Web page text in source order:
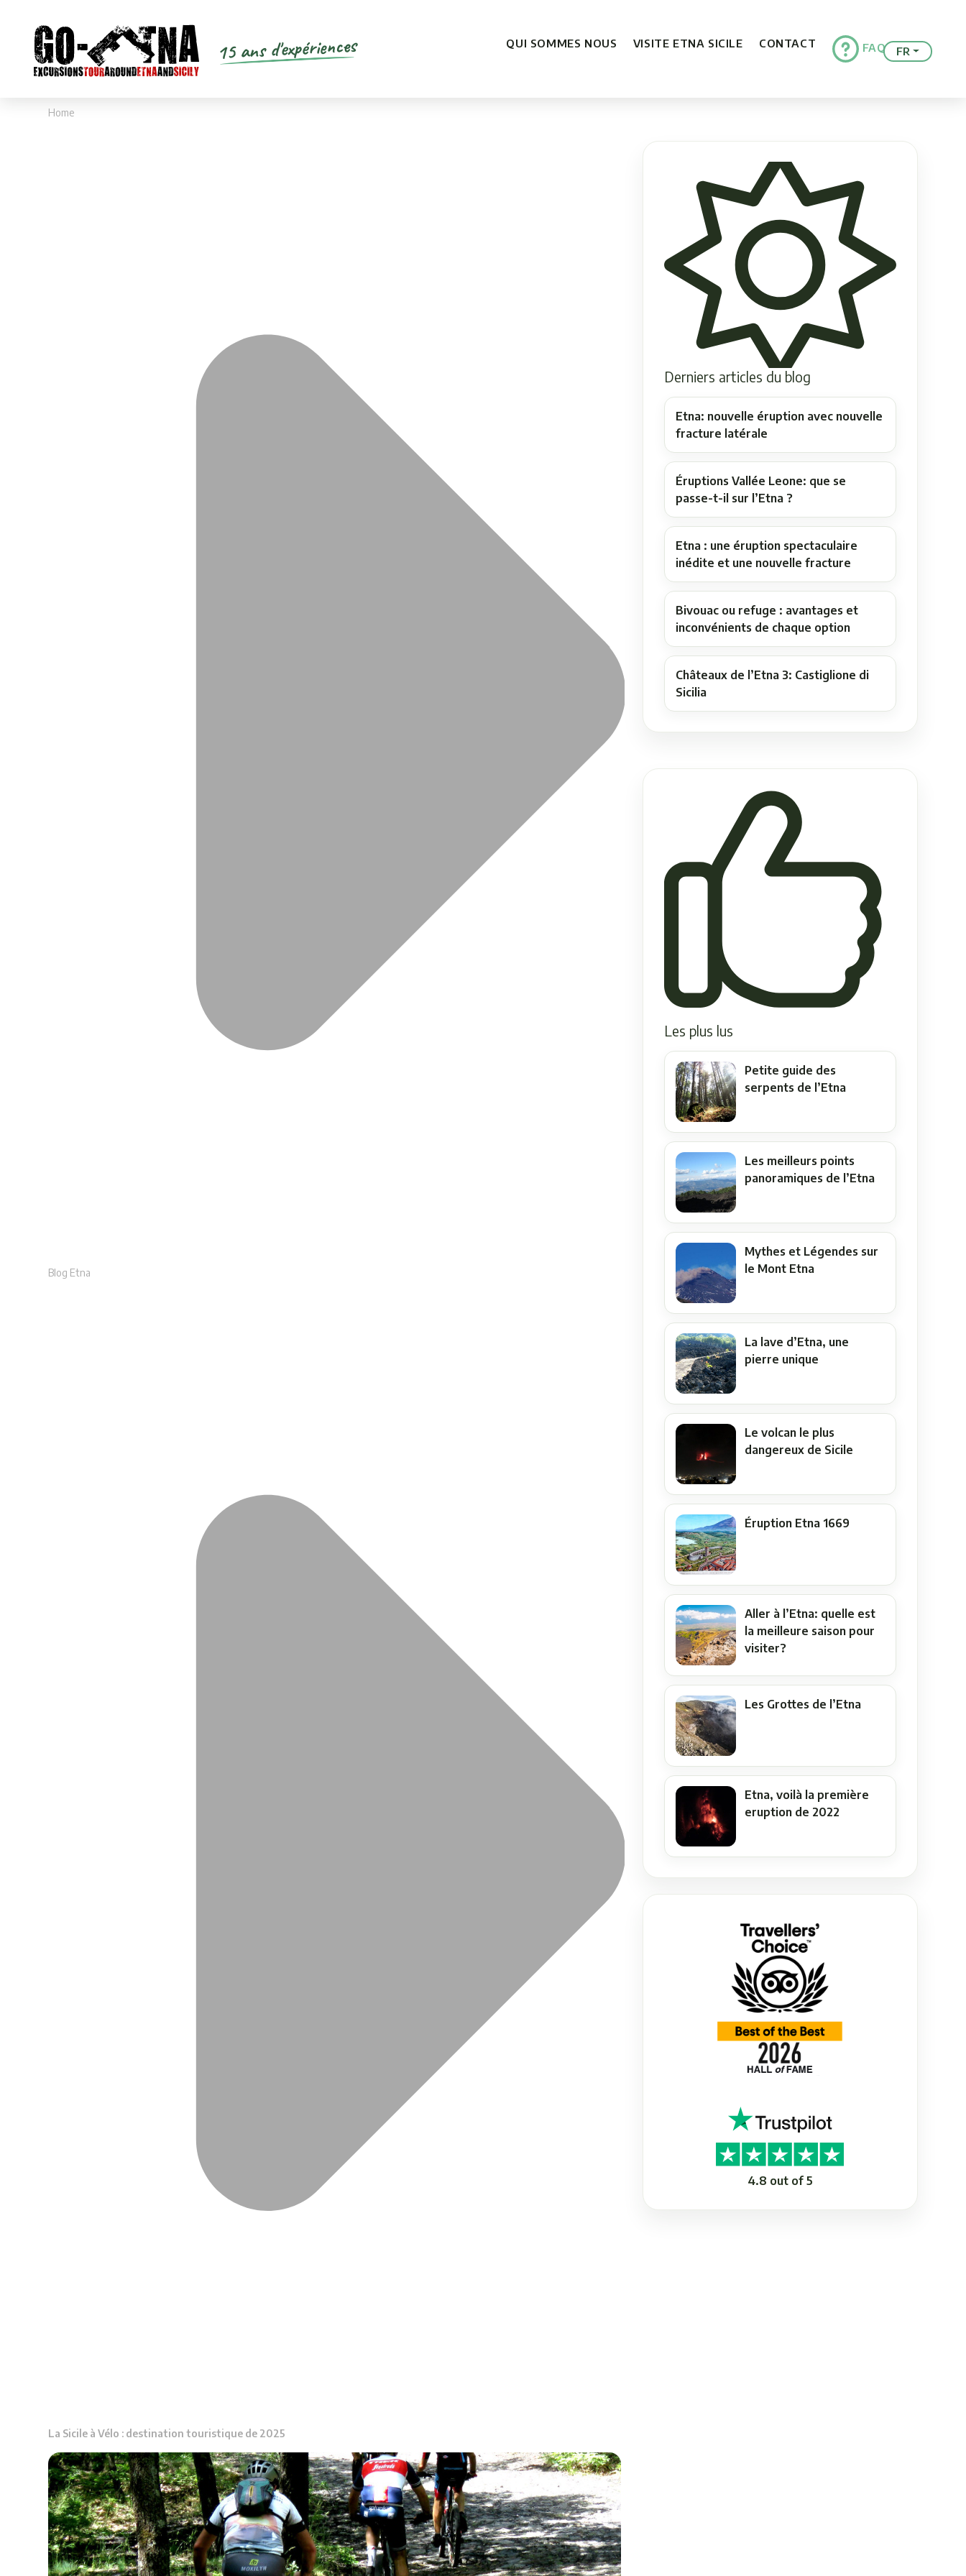
15 ans d'expériences QUI SOMMES NOUS VISITE ETNA SICILE CONTACT FAQ FR
Home
Blog Etna
La Sicile à Vélo : destination touristique de 2025
Derniers articles du blog
Etna: nouvelle éruption avec nouvelle
fracture latérale
Éruptions Vallée Leone: que se
passe-t-il sur l’Etna ?
Etna : une éruption spectaculaire
inédite et une nouvelle fracture
Bivouac ou refuge : avantages et
inconvénients de chaque option
Châteaux de l’Etna 3: Castiglione di
Sicilia
Les plus lus
Petite guide des
serpents de l’Etna
Les meilleurs points
panoramiques de l’Etna
Mythes et Légendes sur
le Mont Etna
La lave d’Etna, une
pierre unique
Le volcan le plus
dangereux de Sicile
Éruption Etna 1669
Aller à l’Etna: quelle est
la meilleure saison pour
visiter?
Les Grottes de l’Etna
Etna, voilà la première
eruption de 2022
4.8 out of 5